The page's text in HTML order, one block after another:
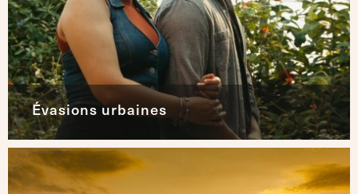
Évasions urbaines